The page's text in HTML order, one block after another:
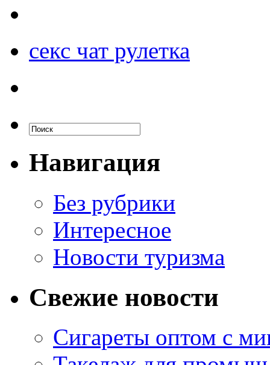
секс чат рулетка
Навигация
Без рубрики
Интересное
Новости туризма
Свежие новости
Сигареты оптом с